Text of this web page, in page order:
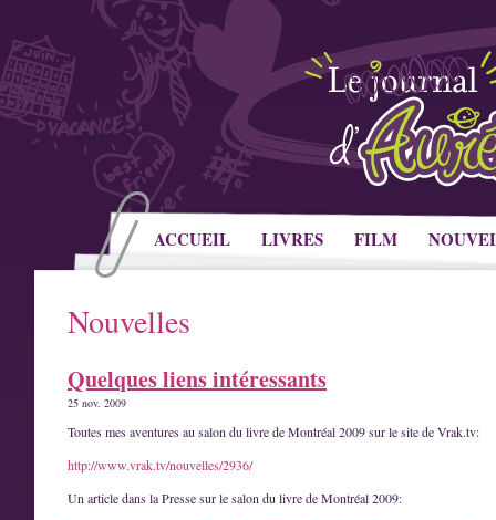
ACCUEIL LIVRES FILM
Nouvelles
Quelques liens intéressants
25 nov. 2009
Toutes mes aventures au salon du livre de Montréal 2009 sur le site de Vrak.tv:
http://www.vrak.tv/nouvelles/2936/
Un article dans la Presse sur le salon du livre de Montréal 2009: